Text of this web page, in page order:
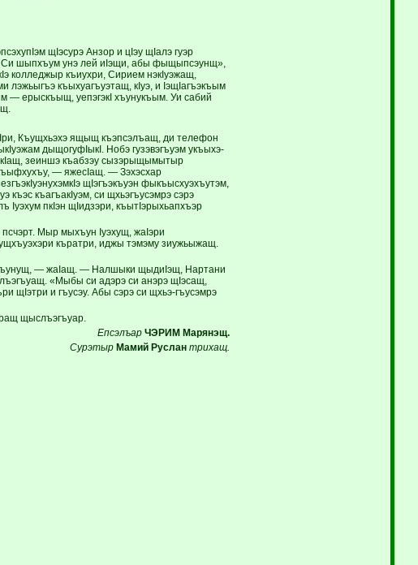
щIэсурэ Анзор и цIэу щIалэ гуэр
шыпхъум унэ лей иIэщи, абы фыщыпсэунщ»,
къиухри, Сирием нэкIуэжащ,
къыхуагъуэтащ, кIуэ, и IэщIагъэкъым
— ерыскъыщ, уепэ­гэкI хъунукъым. Уи сабий
Къущхьэхэ ящыщ къэпсэлъащ, ди телефон
ды­щогуфIыкI. Нобэ гузэвэгъуэм укъы­хэ­
зеиншэ къабзэу сызэрыщымытыр
— яжесIащ. — Зэхэсхар
щIэгъэкъуэн фыкъысхуэхъутэм,
къагъакIуэм, си щхьэгъусэмрэ сэрэ
Iуэхум пкIэн щIидзэри, къыт­Iэрыхьапхъэр
Мыр мыхъун Iуэ­хущ, жаIэри
къратри, иджы тэмэму зиужьыжащ.
— жаIащ. — Налшыки щы­диIэщ, Нартани
«Мы­бы си адэрэ си анэрэ щIэсащ,
щIэтри и гъусэу. Абы сэрэ си щхьэ-гъусэмрэ
щыслъэгъуар.
Епсэлъар ЧЭРИМ Марянэщ.
Сурэтыр Мамий Руслан трихащ.